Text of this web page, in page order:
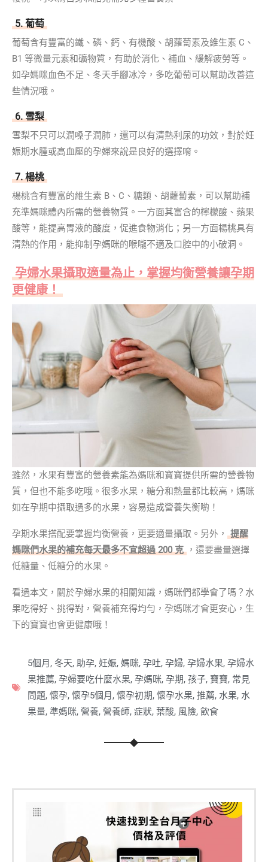
5. 葡萄
葡萄含有豐富的鐵、磷、鈣、有機酸、胡蘿蔔素及維生素 C、
B1 等微量元素和礦物質，有助於消化、補血、緩解疲勞等。
如孕媽咪血色不足、冬天手腳冰冷，多吃葡萄可以幫助改善這
些情況哦。
6. 雪梨
雪梨不只可以潤嗓子潤肺，還可以有清熱利尿的功效，對於妊
娠期水腫或高血壓的孕婦來說是良好的選擇唷。
7. 楊桃
楊桃含有豐富的維生素 B、C、糖類、胡蘿蔔素，可以幫助補
充準媽咪體內所需的營養物質。一方面其富含的檸檬酸、蘋果
酸等，能提高胃液的酸度，促進食物消化；另一方面楊桃具有
清熱的作用，能抑制孕媽咪的喉嚨不適及口腔中的小破洞。
孕婦水果攝取適量為止，掌握均衡營養讓孕期
更健康！
雖然，水果有豐富的營養素能為媽咪和寶寶提供所需的營養物
質，但也不能多吃哦。很多水果，糖分和熱量都比較高，媽咪
如在孕期中攝取過多的水果，容易造成營養失衡喲！
孕期水果搭配要掌握均衡營養，更要適量攝取。另外，
提醒
媽咪們水果的補充每天最多不宜超過 200 克
，還要盡量選擇
低糖量、低糖分的水果。
看過本文，關於孕婦水果的相關知識，媽咪們都學會了嗎？水
果吃得好、挑得對，營養補充得均勻，孕媽咪才會更安心，生
下的寶寶也會更健康哦！
5個月 , 冬天, 助孕, 妊娠, 媽咪, 孕吐, 孕婦, 孕婦水果, 孕婦水
果推薦, 孕婦要吃什麼水果, 孕媽咪, 孕期, 孩子, 寶寶, 常見
問題, 懷孕, 懷孕5個月 , 懷孕初期, 懷孕水果, 推薦, 水果, 水
果量, 準媽咪, 營養, 營養師, 症狀, 葉酸, 風險, 飲食